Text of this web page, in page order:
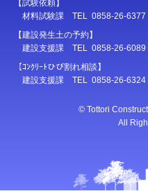
【試験依頼】
材料試験課 TEL 0858-26-6377
【建設発生土の予約】
建設支援課 TEL 0858-26-6089
【ｺﾝｸﾘｰﾄひび割れ相談】
建設支援課 TEL 0858-26-6324
© Tottori
All